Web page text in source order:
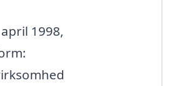
1998,